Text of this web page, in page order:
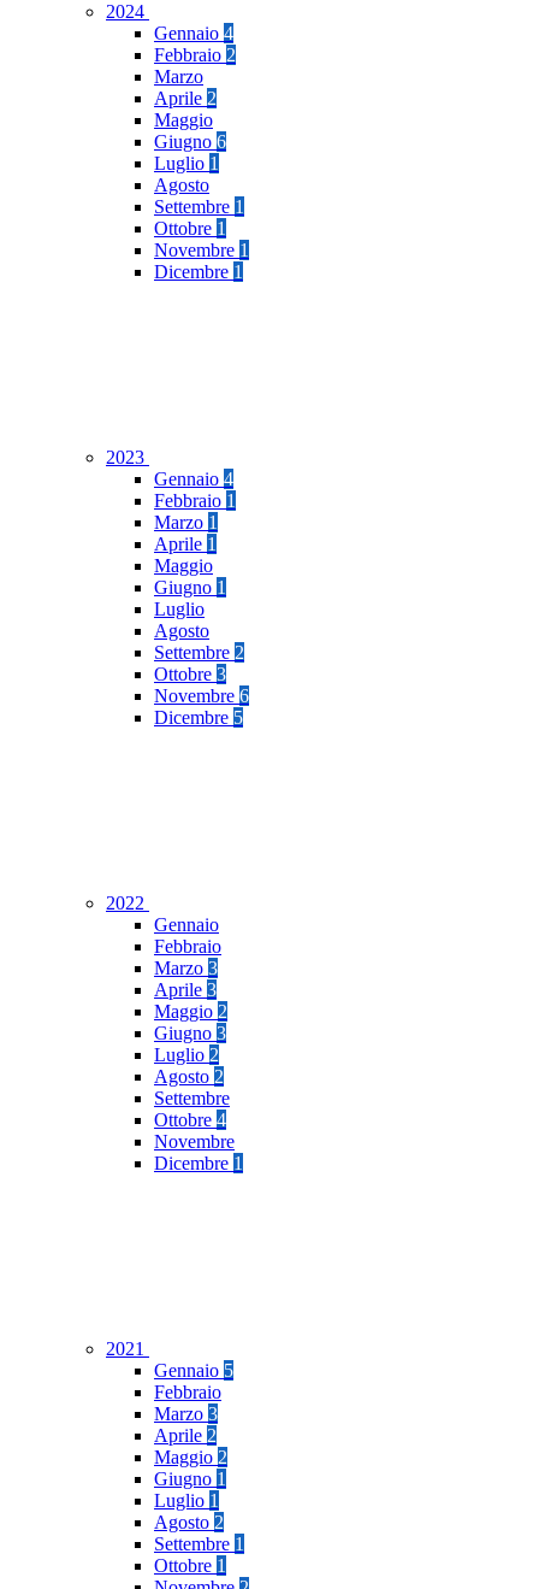
2024
Gennaio 4
Febbraio 2
Marzo
Aprile 2
Maggio
Giugno 6
Luglio 1
Agosto
Settembre 1
Ottobre 1
Novembre 1
Dicembre 1
2023
Gennaio 4
Febbraio 1
Marzo 1
Aprile 1
Maggio
Giugno 1
Luglio
Agosto
Settembre 2
Ottobre 3
Novembre 6
Dicembre 5
2022
Gennaio
Febbraio
Marzo 3
Aprile 3
Maggio 2
Giugno 3
Luglio 2
Agosto 2
Settembre
Ottobre 4
Novembre
Dicembre 1
2021
Gennaio 5
Febbraio
Marzo 3
Aprile 2
Maggio 2
Giugno 1
Luglio 1
Agosto 2
Settembre 1
Ottobre 1